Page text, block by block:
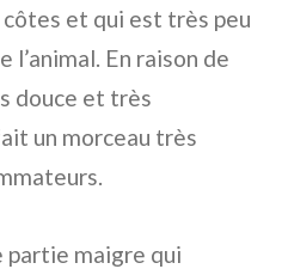
et qui est très peu
En raison de
douce et très
un morceau très
partie maigre qui